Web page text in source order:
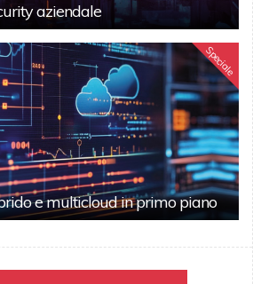
aziendale
Speciale
e multicloud in primo piano